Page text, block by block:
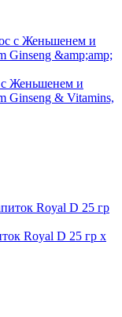
с Женьшенем и
Ginseng & Vitamins,
Royal D 25 гр x